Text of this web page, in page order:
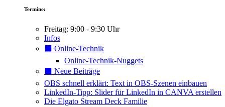
Termine:
Freitag: 9:00 - 9:30 Uhr
Infos
⬛️ Online-Technik
Online-Technik-Nuggets
⬛️ Neue Beiträge
OBS schnell erklärt: Text in OBS-Szenen einbauen
LinkedIn-Tipp: Slider für LinkedIn in CANVA erstellen
Die Elgato Stream Deck Familie